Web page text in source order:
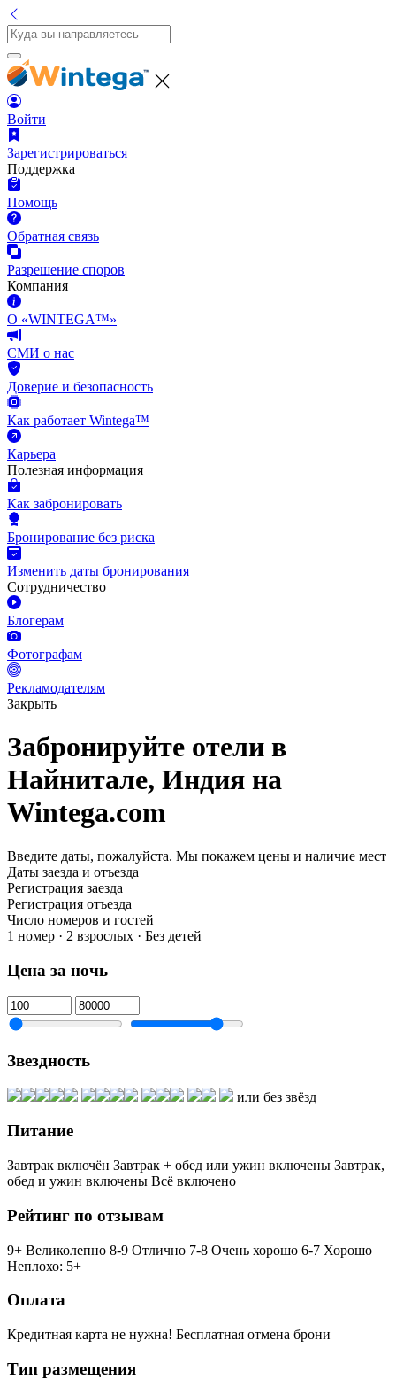
Войти
Зарегистрироваться
Поддержка
Помощь
Обратная связь
Разрешение споров
Компания
О «WINTEGA™»
СМИ о нас
Доверие и безопасность
Как работает Wintega™
Карьера
Полезная информация
Как забронировать
Бронирование без риска
Изменить даты бронирования
Сотрудничество
Блогерам
Фотографам
Рекламодателям
Закрыть
Забронируйте отели в
Найнитале, Индия на
Wintega.com
Введите даты, пожалуйста. Мы покажем цены и наличие мест
Даты заезда и отъезда
Регистрация заезда
Регистрация отъезда
Число номеров и гостей
1 номер · 2 взрослых · Без детей
Цена за ночь
Звездность
или без звёзд
Питание
Завтрак включён Завтрак + обед или ужин включены Завтрак,
обед и ужин включены Всё включено
Рейтинг по отзывам
9+ Великолепно 8-9 Отлично 7-8 Очень хорошо 6-7 Хорошо
Неплохо: 5+
Оплата
Кредитная карта не нужна! Бесплатная отмена брони
Тип размещения